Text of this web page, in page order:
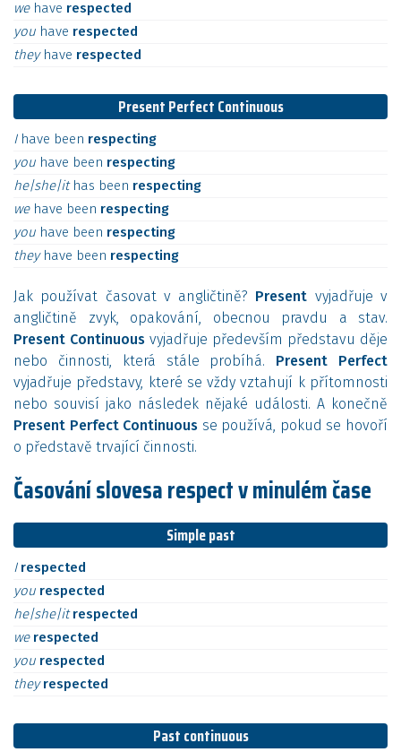
we have respected
you have respected
they have respected
Present Perfect Continuous
I have been respecting
you have been respecting
he|she|it has been respecting
we have been respecting
you have been respecting
they have been respecting
Jak používat časovat v angličtině? Present vyjadřuje v
angličtině zvyk, opakování, obecnou pravdu a stav.
Present Continuous vyjadřuje především představu děje
nebo činnosti, která stále probíhá. Present Perfect
vyjadřuje představy, které se vždy vztahují k přítomnosti
nebo souvisí jako následek nějaké události. A konečně
Present Perfect Continuous se používá, pokud se hovoří
o představě trvající činnosti.
Časování slovesa respect v minulém čase
Simple past
I respected
you respected
he|she|itrespected
we respected
you respected
theyrespected
Past continuous